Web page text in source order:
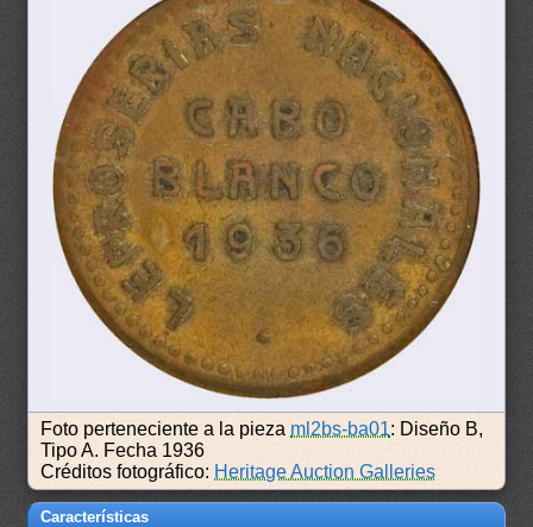
Foto perteneciente a la pieza ml2bs-ba01: Diseño B,
Tipo A. Fecha 1936
Créditos fotográfico: Heritage Auction Galleries
Características